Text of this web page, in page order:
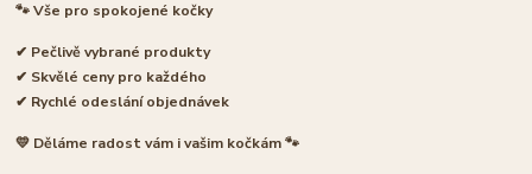
🐾 Vše pro spokojené kočky
✔ Pečlivě vybrané produkty
✔ Skvělé ceny pro každého
✔ Rychlé odeslání objednávek
💛 Děláme radost vám i vašim kočkám 🐾